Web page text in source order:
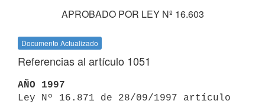
APROBADO POR LEY Nº 16.603
Documento Actualizado
Referencias al artículo 1051
AÑO 1997